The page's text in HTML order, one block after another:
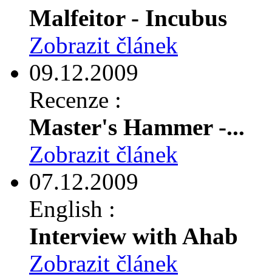
Malfeitor - Incubus
Zobrazit článek
09.12.2009
Recenze :
Master's Hammer -...
Zobrazit článek
07.12.2009
English :
Interview with Ahab
Zobrazit článek